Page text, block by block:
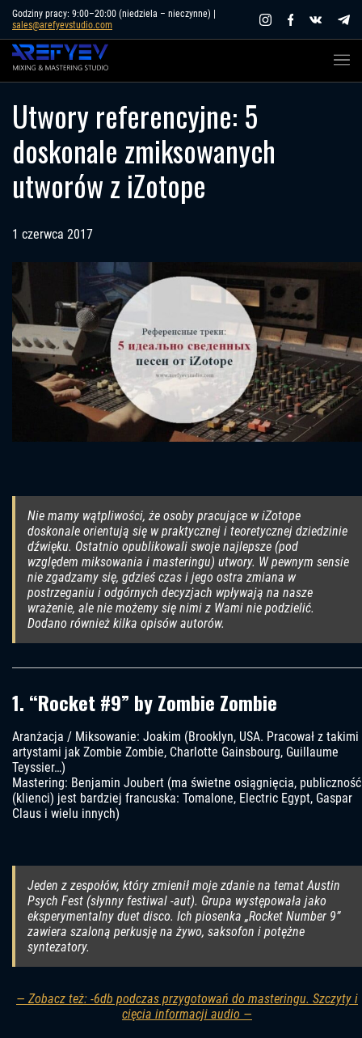
Skip
content
Godziny pracy: 9:00–20:00 (niedziela – nieczynne) |
sales@arefyevstudio.com
Utwory referencyjne: 5
doskonale zmiksowanych
utworów z iZotope
1 czerwca 2017
Nie mamy wątpliwości, że osoby pracujące w iZotope
doskonale orientują się w praktycznej i teoretycznej dziedzinie
dźwięku. Ostatnio opublikowali swoje najlepsze (pod
względem miksowania i masteringu) utwory. W pewnym sensie
nie zgadzamy się, gdzieś czas i jego ostra zmiana w
postrzeganiu i odgórnych decyzjach wpływają na nasze
wrażenie, ale nie możemy się nimi z Wami nie podzielić.
Dodano również kilka opisów autorów.
1. “Rocket #9” by Zombie Zombie
Aranżacja / Miksowanie: Joakim (Brooklyn, USA. Pracował z takimi
artystami jak Zombie Zombie, Charlotte Gainsbourg, Guillaume
Teyssier…)
Mastering: Benjamin Joubert (ma świetne osiągnięcia, publiczność
(klienci) jest bardziej francuska: Tomalone, Electric Egypt, Gaspar
Claus i wielu innych)
Jeden z zespołów, który zmienił moje zdanie na temat Austin
Psych Fest (słynny festiwal -aut). Grupa występowała jako
eksperymentalny duet disco. Ich piosenka „Rocket Number 9”
zawiera szaloną perkusję na żywo, saksofon i potężne
syntezatory.
— Zobacz też: -6db podczas przygotowań do masteringu. Szczyty i
cięcia informacji audio —